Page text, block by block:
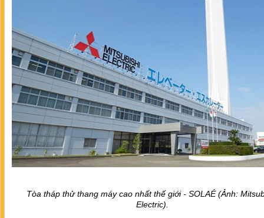
Tòa tháp thử thang máy cao nhất thế giới - SOLAÉ (Ảnh:
Electric).